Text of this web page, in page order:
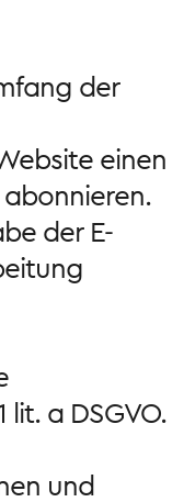
der
einen
der E-
lit. a DSGVO.
und